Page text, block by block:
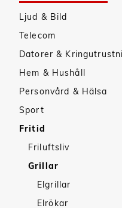
Ljud & Bild
Telecom
Datorer &
Hem & Hushåll
Personvård & Hälsa
Sport
Fritid
Friluftsliv
Grillar
Elgrillar
Elrökar